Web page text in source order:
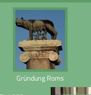
Gründung Roms